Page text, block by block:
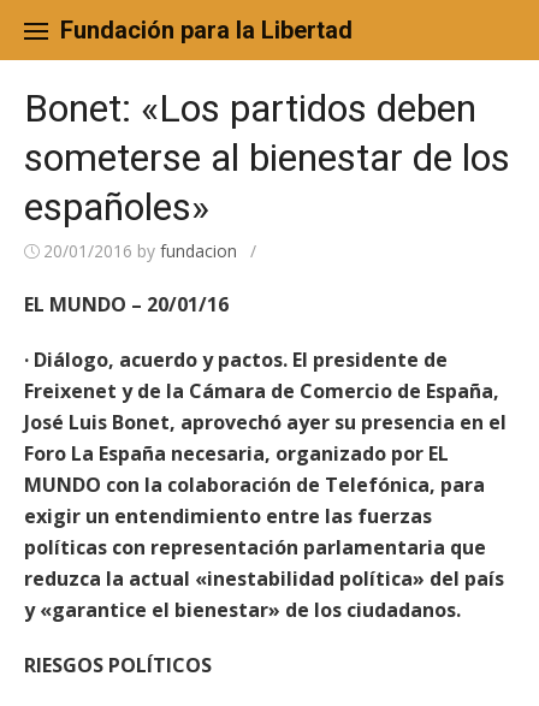
content
Fundación para la Libertad
Bonet: «Los partidos deben
someterse al bienestar de los
españoles»
20/01/2016 by fundacion /
EL MUNDO – 20/01/16
· Diálogo, acuerdo y pactos. El presidente de
Freixenet y de la Cámara de Comercio de España,
José Luis Bonet, aprovechó ayer su presencia en el
Foro La España necesaria, organizado por EL
MUNDO con la colaboración de Telefónica, para
exigir un entendimiento entre las fuerzas
políticas con representación parlamentaria que
reduzca la actual «inestabilidad política» del país
y «garantice el bienestar» de los ciudadanos.
RIESGOS POLÍTICOS